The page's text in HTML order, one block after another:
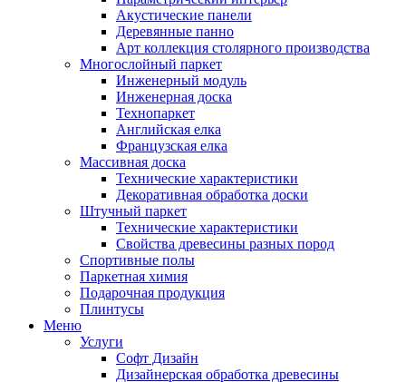
Акустические панели
Деревянные панно
Арт коллекция столярного производства
Многослойный паркет
Инженерный модуль
Инженерная доска
Технопаркет
Английская елка
Французская елка
Массивная доска
Технические характеристики
Декоративная обработка доски
Штучный паркет
Технические характеристики
Свойства древесины разных пород
Спортивные полы
Паркетная химия
Подарочная продукция
Плинтусы
Меню
Услуги
Софт Дизайн
Дизайнерская обработка древесины